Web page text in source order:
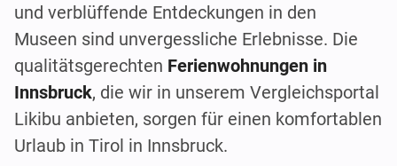
und verblüffende Entdeckungen in den
Museen sind unvergessliche Erlebnisse. Die
qualitätsgerechten Ferienwohnungen in
Innsbruck, die wir in unserem Vergleichsportal
Likibu anbieten, sorgen für einen komfortablen
Urlaub in Tirol in Innsbruck.